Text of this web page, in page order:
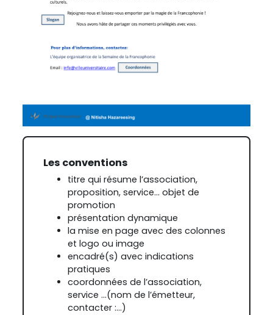
Les conventions
titre qui résume l’association,
proposition, service... objet de
promotion
présentation dynamique
la mise en page avec des colonnes
et logo ou image
encadré(s) avec indications
pratiques
coordonnées de l’association,
service ...(nom de l’émetteur,
contacter :...)